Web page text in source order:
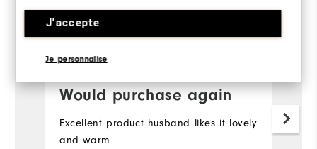
J'accepte
Je personnalise
Would purchase again
Golfing Tee
Acheteur Vérifié
Excellent product husband likes it lovely
and warm